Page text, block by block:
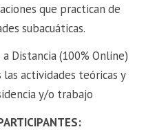
que practican de
subacuáticas.
Distancia (100% Online)
actividades teóricas y
y/o trabajo
PARTICIPANTES: